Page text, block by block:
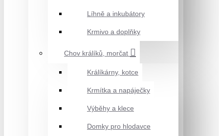
Líhně a inkubátory
Krmivo a doplňky
Chov králíků, morčat
Králíkárny, kotce
Krmítka a napáječky
Výběhy a klece
Domky pro hlodavce